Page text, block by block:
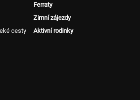
cesty
Ferraty
Zimní zájezdy
Aktivní rodinky